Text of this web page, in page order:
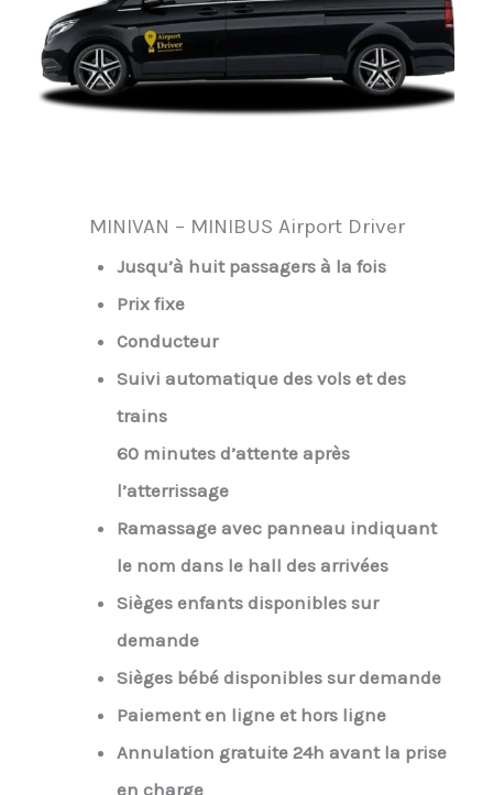
MINIVAN – MINIBUS Airport Driver
Jusqu’à huit passagers à la fois
Prix fixe
Conducteur
Suivi automatique des vols et des
trains
60 minutes d’attente après
l’atterrissage
Ramassage avec panneau indiquant
le nom dans le hall des arrivées
Sièges enfants disponibles sur
demande
Sièges bébé disponibles sur demande
Paiement en ligne et hors ligne
Annulation gratuite 24h avant la prise
en charge